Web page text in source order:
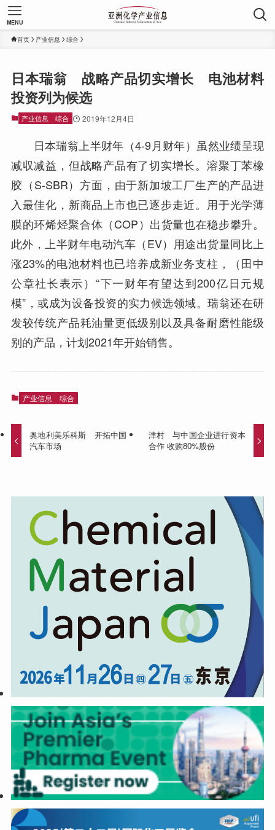
MENU
首页 产业信息 综合
日本瑞翁 战略产品切实增长 电池材料
投资列为候选
产业信息 综合 2019年12月4日
日本瑞翁上半财年（4-9月财年）虽然业绩呈现
减収减益，但战略产品有了切实增长。溶聚丁苯橡
胶（S-SBR）方面，由于新加坡工厂生产的产品进
入最佳化，新商品上市也已逐步走近。用于光学薄
膜的环烯烃聚合体（COP）出货量也在稳步攀升。
此外，上半财年电动汽车（EV）用途出货量同比上
涨23%的电池材料也已培养成新业务支柱，（田中
公章社长表示）“下一财年有望达到200亿日元规
模”，或成为设备投资的实力候选领域。瑞翁还在研
发较传统产品耗油量更低级别以及具备耐磨性能级
别的产品，计划2021年开始销售。
产业信息 综合
奥地利美乐科斯 开拓中国
汽车市场
津村 与中国企业进行资本
合作 收购80%股份